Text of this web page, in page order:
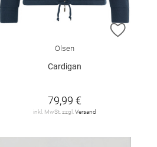
ZUR
Olsen
Cardigan
79,99 €
inkl. MwSt. zzgl.Versand